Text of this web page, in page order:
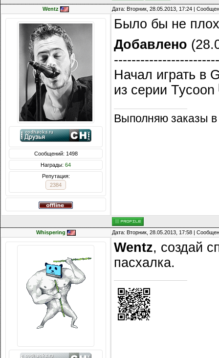
Wentz Дата: Вторник, 28.05.2013, 17:24 |
Сообщений: 1498
Награды: 64
Репутация:
2384
Было бы не
Добавлено
Начал играть в
из серии Tycoon
Выполняю заказы
Whispering Дата: Вторник, 28.05.2013, 17:58 |
Wentz, создай
пасхалка.